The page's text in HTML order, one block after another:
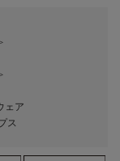
＞
＞
ェア
ス